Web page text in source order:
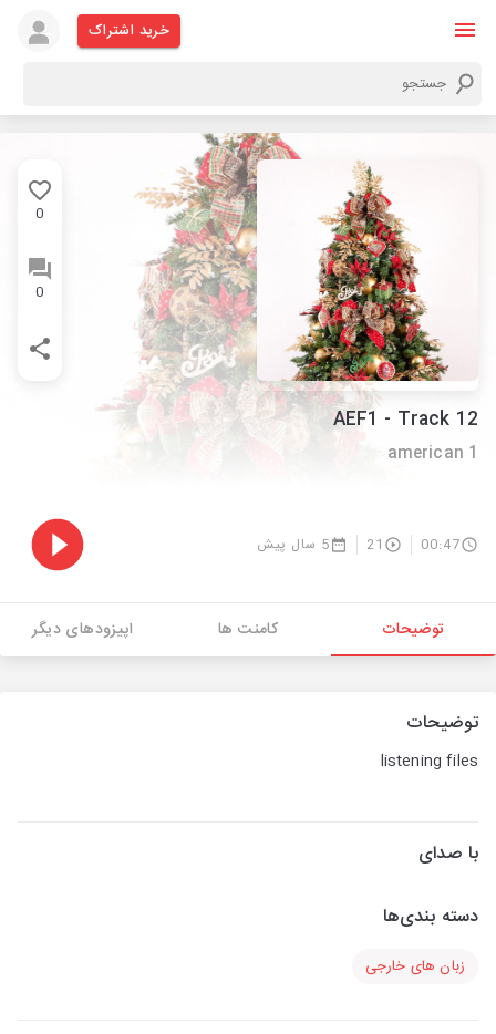
خرید اشتراک
0
0
AEF1 - Track 12
american 1
00:47
21 5 سال پیش
توضیحات کامنت ها اپیزودهای دیگر
توضیحات
listening files
با صدای
دسته بندی‌ها
زبان های خارجی